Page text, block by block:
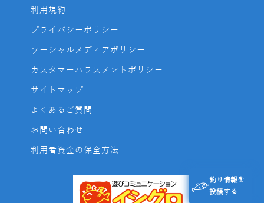
釣り情報を
投稿する
利用規約
プライバシーポリシー
ソーシャルメディアポリシー
カスタマーハラスメントポリシー
サイトマップ
よくあるご質問
お問い合わせ
利用者資金の保全方法